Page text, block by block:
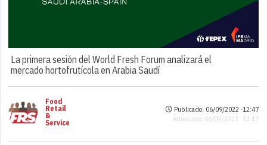
La primera sesión del World Fresh Forum analizará el
mercado hortofrutícola en Arabia Saudí
Food
Retail
&
Service
Publicado: 06/09/2022 ·12:47
Actualizado: 06/09/2022 · 12:47